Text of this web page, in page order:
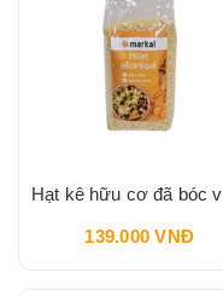
139.000 VNĐ